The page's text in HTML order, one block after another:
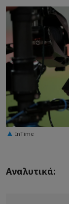
InTime
Αναλυτικά: